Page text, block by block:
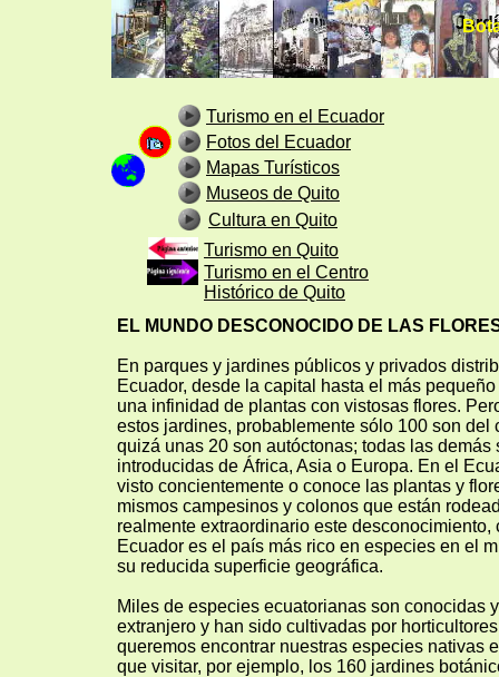
EL MUNDO DESCONOCIDO DE LAS
En parques y jardines públicos y privados
Ecuador, desde la capital hasta el más
una infinidad de plantas con vistosas flores.
estos jardines, probablemente sólo 100 son del
quizá unas 20 son autóctonas; todas las demás
introducidas de África, Asia o Europa. En el
visto concientemente o conoce las plantas y
mismos campesinos y colonos que están
realmente extraordinario este
Ecuador es el país más rico en especies en el
su reducida superficie geográfica.
Miles de especies ecuatorianas son conocidas
extranjero y han sido cultivadas por
queremos encontrar nuestras especies nativas
que visitar, por ejemplo, los 160 jardines
Turismo en el Ecuador
Mapas Turísticos
Fotos del Ecuador
Museos de Quito
Cultura en Quito
Turismo en Quito
Turismo en el Centro
Histórico de Quito